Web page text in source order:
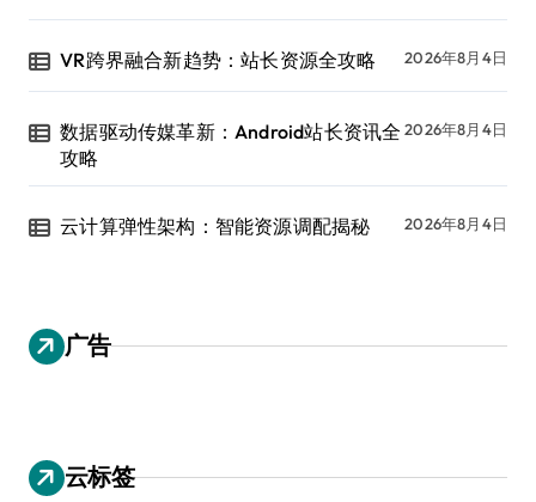
VR跨界融合新趋势：站长资源全攻略 2026年8月4日
数据驱动传媒革新：Android站长资讯全
攻略
2026年8月4日
云计算弹性架构：智能资源调配揭秘 2026年8月4日
广告
云标签